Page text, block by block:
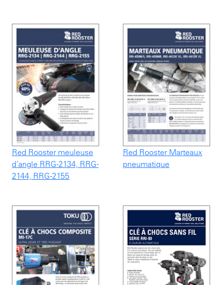
Red Rooster meuleuse
d’angle RRG-2134, RRG-
2144, RRG-2155
Red Rooster Marteaux
pneumatique